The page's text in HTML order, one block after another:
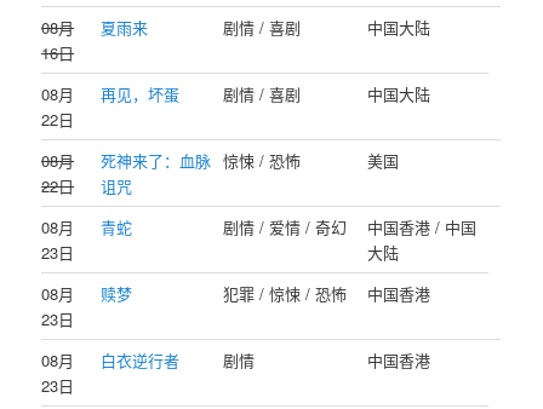
08月
16日
夏雨来 剧情 / 喜剧 中国大陆
08月
22日
再见，坏蛋 剧情 / 喜剧 中国大陆
08月
22日
死神来了：血脉
诅咒
惊悚 / 恐怖 美国
08月
23日
青蛇 剧情 / 爱情 / 奇幻
中国香港 / 中国
大陆
08月
23日
赎梦 犯罪 / 惊悚 / 恐怖 中国香港
08月
23日
白衣逆行者 剧情 中国香港